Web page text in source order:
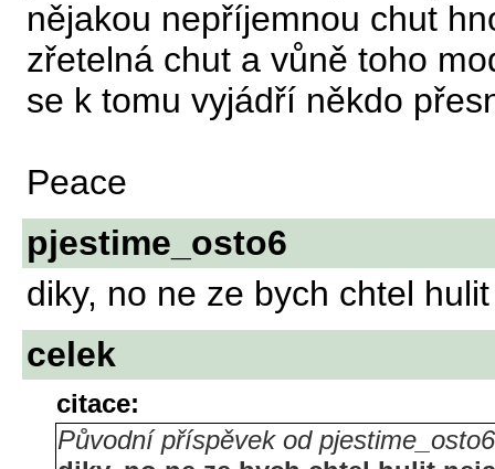
nějakou nepříjemnou chut
zřetelná chut a vůně toho
se k tomu vyjádří někdo
Peace
pjestime_osto6
diky, no ne ze bych chtel
celek
citace:
Původní příspěvek od pjestime_osto6